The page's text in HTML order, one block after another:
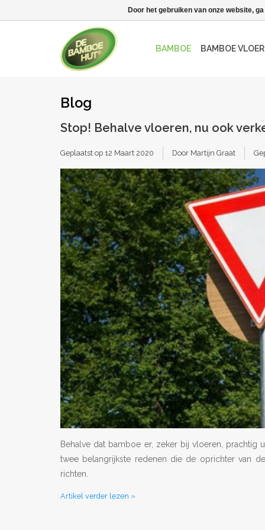
BAMBOE BAMBOE
Blog
Stop! Behalve vloeren, nu ook
Geplaatst op 12 Maart 2020 Door Martijn Graat
Behalve dat bamboe er, zeker bij vloeren,
twee belangrijkste redenen die de oprichter van
richten.
Artikel verder lezen »
Door het gebruiken van onze website,